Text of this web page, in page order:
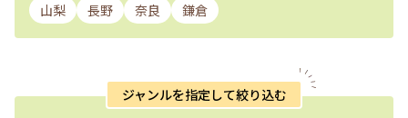
山梨
長野 奈良 鎌倉
ジャンルを指定して絞り込む